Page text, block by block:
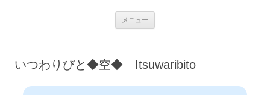
メニュー
ス
いつわりびと◆空◆ Itsuwaribito